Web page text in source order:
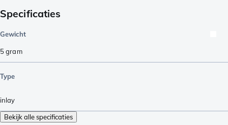
Specificaties
Gewicht
5gram
Type
inlay
Bekijk alle specificaties